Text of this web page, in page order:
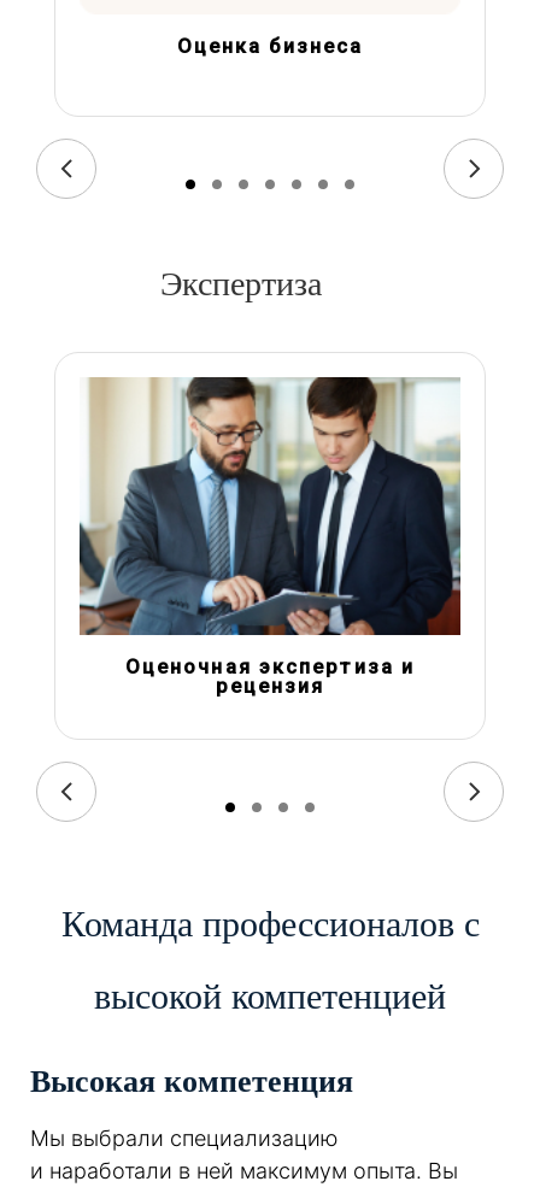
Оценка бизнеса
Экспертиза
Оценочная экспертиза и
рецензия
Команда профессионалов с
высокой компетенцией
Высокая компетенция
Мы выбрали специализацию
и наработали в ней максимум опыта. Вы